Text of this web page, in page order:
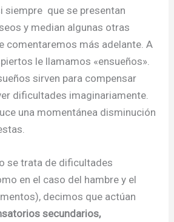
siempre que se presentan
y median algunas otras
comentaremos más adelante. A
le llamamos «ensueños».
sirven para compensar
dificultades imaginariamente.
una momentánea disminución
se trata de dificultades
en el caso del hambre y el
decimos que actúan
secundarios,